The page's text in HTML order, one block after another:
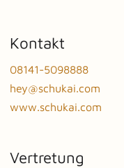
Kontakt
08141-5098888
hey@schukai.com
www.schukai.com
Vertretung